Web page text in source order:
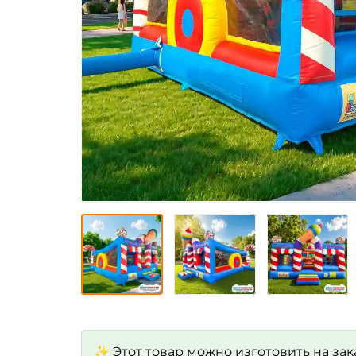
✨ Этот товар можно изготовить на